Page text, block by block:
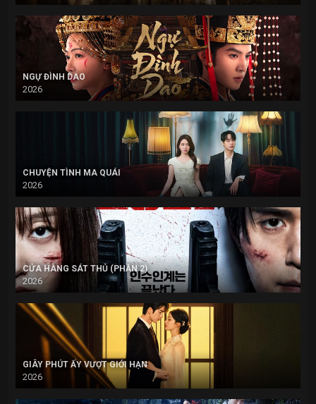
NGỰ ĐÌNH DAO
2026
CHUYỆN TÌNH MA QUÁI
2026
CỬA HÀNG SÁT THỦ (PHẦN 2)
2026
GIÂY PHÚT ẤY VƯỢT GIỚI HẠN
2026